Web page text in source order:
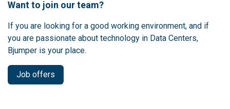
Want to join our team?
If you are looking for a good working environment, and if
you are passionate about technology in Data Centers,
Bjumper is your place.
Job offers